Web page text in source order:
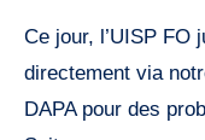
Ce jour, l’UISP FO justice Lyon est intervenu
directement via
DAPA pour des